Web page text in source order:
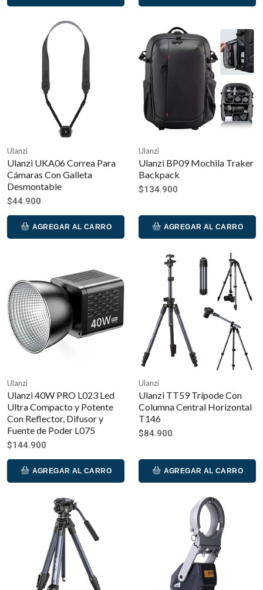
Ulanzi
Ulanzi UKA06 Correa Para
Cámaras Con Galleta
Desmontable
$44.900
AGREGAR AL CARRO
Ulanzi
Ulanzi BP09 Mochila Traker
Backpack
$134.900
AGREGAR AL CARRO
Ulanzi
Ulanzi 40W PRO L023 Led
Ultra Compacto y Potente
Con Reflector, Difusor y
Fuente de Poder L075
$144.900
AGREGAR AL CARRO
Ulanzi
Ulanzi TT59 Trípode Con
Columna Central Horizontal
T146
$84.900
AGREGAR AL CARRO